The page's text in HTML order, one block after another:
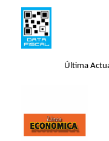
Última